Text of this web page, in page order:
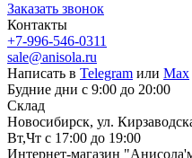
Заказать звонок
Контакты
+7-996-546-0311
sale@anisola.ru
Написать в Telegram или Max
Будние дни с 9:00 до 20:00
Склад
Новосибирск, ул.
Вт,Чт с 17:00 до 19:00
Интернет-магазин